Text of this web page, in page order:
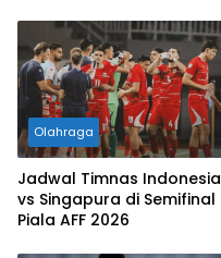
Brasil
Olahraga
Jadwal Timnas Indonesia
vs Singapura di Semifinal
Piala AFF 2026